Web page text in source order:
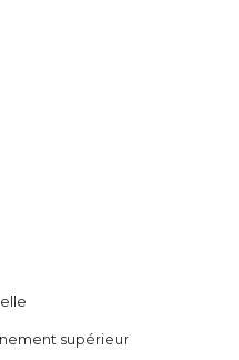
supérieur